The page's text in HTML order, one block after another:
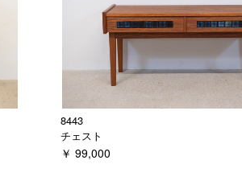
8443
チェスト
￥ 99,000